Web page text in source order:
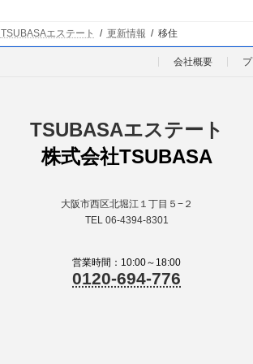
TSUBASAエステート 更新情報 移住
会社概要
TSUBASAエステート
株式会社TSUBASA
大阪市西区北堀江１丁目５−２
TEL 06-4394-8301
営業時間：10:00～18:00
0120-694-776